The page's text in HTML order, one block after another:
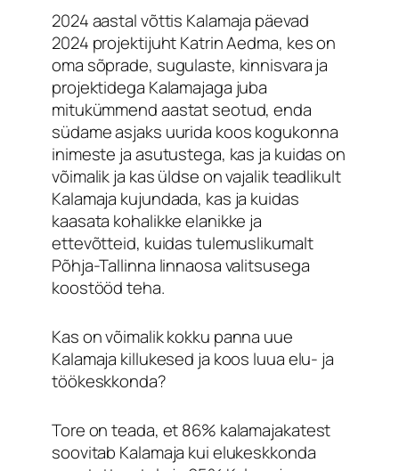
2024 aastal võttis Kalamaja päevad
2024 projektijuht Katrin Aedma, kes on
oma sõprade, sugulaste, kinnisvara ja
projektidega Kalamajaga juba
mitukümmend aastat seotud, enda
südame asjaks uurida koos kogukonna
inimeste ja asutustega, kas ja kuidas on
võimalik ja kas üldse on vajalik teadlikult
Kalamaja kujundada, kas ja kuidas
kaasata kohalikke elanikke ja
ettevõtteid, kuidas tulemuslikumalt
Põhja-Tallinna linnaosa valitsusega
koostööd teha.
Kas on võimalik kokku panna uue
Kalamaja killukesed ja koos luua elu- ja
töökeskkonda?
Tore on teada, et 86% kalamajakatest
soovitab Kalamaja kui elukeskkonda